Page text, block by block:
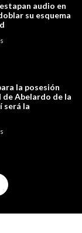
audio en
su esquema
la posesión
de Abelardo de la
será la